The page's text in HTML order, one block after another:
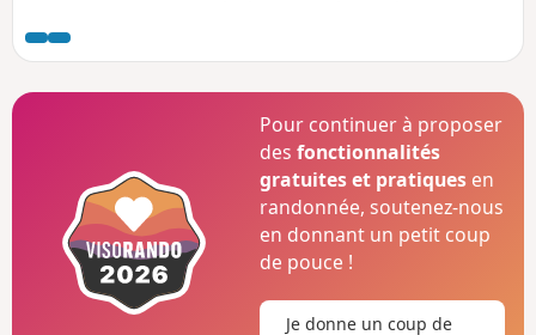
macadamisées au passage dans Doullens. C'est peut-être
un peu monotone mais on est pratiquement tout le temps
en pleine campagne.
Pour continuer à proposer
desfonctionnalités
gratuites et pratiques en
randonnée, soutenez-nous
en donnant un petit coup
de pouce !
Je donne un coup de